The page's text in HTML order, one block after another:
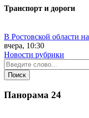
Транспорт и дороги
В Ростовской области
вчера, 10:30
Новости рубрики
Панорама 24